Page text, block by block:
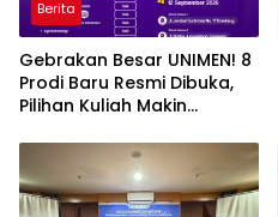
Berita
Gebrakan Besar UNIMEN! 8
Prodi Baru Resmi Dibuka,
Pilihan Kuliah Makin